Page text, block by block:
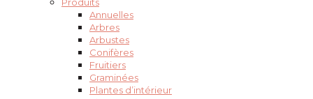
Produits
Annuelles
Arbres
Arbustes
Conifères
Fruitiers
Graminées
Plantes d’intérieur